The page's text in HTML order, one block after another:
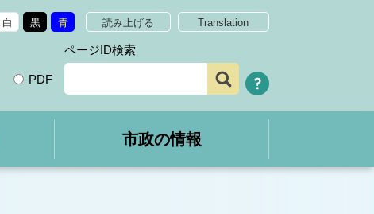
白 黒 青 読み上げる Translation
PDF
ページID検索
市政の情報